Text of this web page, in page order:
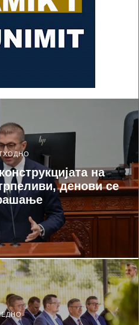
на
денови се